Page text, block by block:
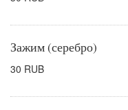
Зажим (серебро)
30 RUB